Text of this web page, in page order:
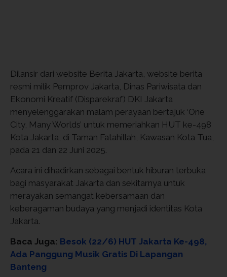
Dilansir dari website Berita Jakarta, website berita
resmi milik Pemprov Jakarta, Dinas Pariwisata dan
Ekonomi Kreatif (Disparekraf) DKI Jakarta
menyelenggarakan malam perayaan bertajuk ‘One
City, Many Worlds’ untuk memeriahkan HUT ke-498
Kota Jakarta, di Taman Fatahillah, Kawasan Kota Tua,
pada 21 dan 22 Juni 2025.
Acara ini dihadirkan sebagai bentuk hiburan terbuka
bagi masyarakat Jakarta dan sekitarnya untuk
merayakan semangat kebersamaan dan
keberagaman budaya yang menjadi identitas Kota
Jakarta.
Baca Juga: Besok (22/6) HUT Jakarta Ke-498,
Ada Panggung Musik Gratis Di Lapangan
Banteng